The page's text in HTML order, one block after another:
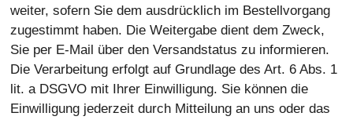
weiter, sofern Sie dem ausdrücklich im Bestellvorgang
zugestimmt haben. Die Weitergabe dient dem Zweck,
Sie per E-Mail über den Versandstatus zu informieren.
Die Verarbeitung erfolgt auf Grundlage des Art. 6 Abs. 1
lit. a DSGVO mit Ihrer Einwilligung. Sie können die
Einwilligung jederzeit durch Mitteilung an uns oder das